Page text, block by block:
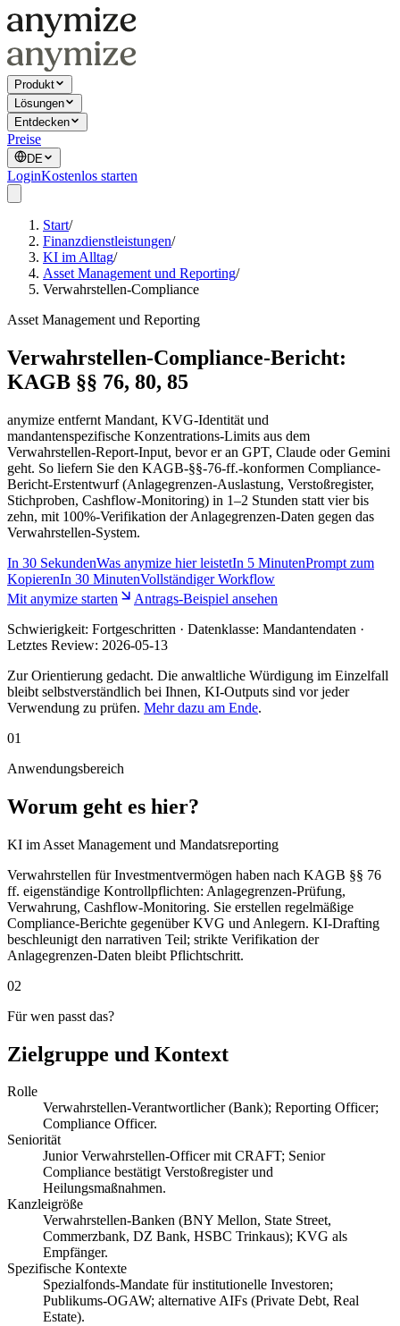
Produkt
Lösungen
Entdecken
Preise
DE
LoginKostenlos starten
Start/
Finanzdienstleistungen/
KI im Alltag/
Asset Management und Reporting/
Verwahrstellen-Compliance
Asset Management und Reporting
Verwahrstellen-Compliance-Bericht:
KAGB §§ 76, 80, 85
anymize entfernt Mandant, KVG-Identität und
mandantenspezifische Konzentrations-Limits aus dem
Verwahrstellen-Report-Input, bevor er an GPT, Claude oder Gemini
geht. So liefern Sie den KAGB-§§-76-ff.-konformen Compliance-
Bericht-Erstentwurf (Anlagegrenzen-Auslastung, Verstoßregister,
Stichproben, Cashflow-Monitoring) in 1–2 Stunden statt vier bis
zehn, mit 100%-Verifikation der Anlagegrenzen-Daten gegen das
Verwahrstellen-System.
In 30 SekundenWas anymize hier leistetIn 5 MinutenPrompt zum
KopierenIn 30 MinutenVollständiger Workflow
Mit anymize starten
Antrags-Beispiel ansehen
Schwierigkeit: Fortgeschritten · Datenklasse: Mandantendaten ·
Letztes Review: 2026-05-13
Zur Orientierung gedacht. Die anwaltliche Würdigung im Einzelfall
bleibt selbstverständlich bei Ihnen, KI-Outputs sind vor jeder
Verwendung zu prüfen. Mehr dazu am Ende.
01
Anwendungsbereich
Worum geht es hier?
KI im Asset Management und Mandatsreporting
Verwahrstellen für Investmentvermögen haben nach KAGB §§ 76
ff. eigenständige Kontrollpflichten: Anlagegrenzen-Prüfung,
Verwahrung, Cashflow-Monitoring. Sie erstellen regelmäßige
Compliance-Berichte gegenüber KVG und Anlegern. KI-Drafting
beschleunigt den narrativen Teil; strikte Verifikation der
Anlagegrenzen-Daten bleibt Pflichtschritt.
02
Für wen passt das?
Zielgruppe und Kontext
Rolle
Verwahrstellen-Verantwortlicher (Bank); Reporting Officer;
Compliance Officer.
Seniorität
Junior Verwahrstellen-Officer mit CRAFT; Senior
Compliance bestätigt Verstoßregister und
Heilungsmaßnahmen.
Kanzleigröße
Verwahrstellen-Banken (BNY Mellon, State Street,
Commerzbank, DZ Bank, HSBC Trinkaus); KVG als
Empfänger.
Spezifische Kontexte
Spezialfonds-Mandate für institutionelle Investoren;
Publikums-OGAW; alternative AIFs (Private Debt, Real
Estate).